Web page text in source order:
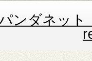
ンダネッ